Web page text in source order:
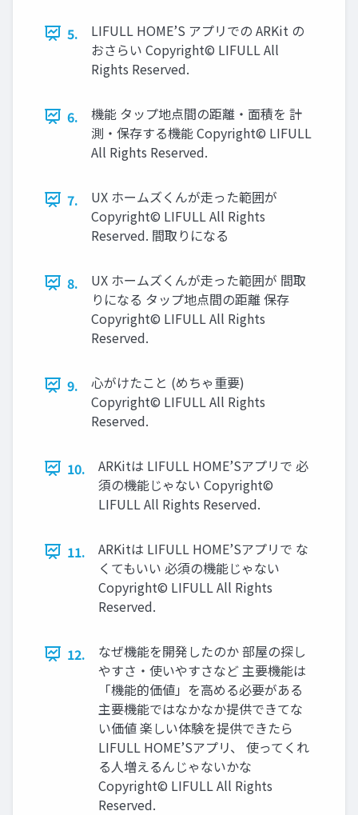
5.
LIFULL HOME’S アプリでの ARKit の
おさらい Copyright© LIFULL All
Rights Reserved.
6.
機能 タップ地点間の距離・面積を 計
測・保存する機能 Copyright© LIFULL
All Rights Reserved.
7.
UX ホームズくんが走った範囲が
Copyright© LIFULL All Rights
Reserved. 間取りになる
8.
UX ホームズくんが走った範囲が 間取
りになる タップ地点間の距離 保存
Copyright© LIFULL All Rights
Reserved.
9.
心がけたこと (めちゃ重要)
Copyright© LIFULL All Rights
Reserved.
10.
ARKitは LIFULL HOME’Sアプリで 必
須の機能じゃない Copyright©
LIFULL All Rights Reserved.
11.
ARKitは LIFULL HOME’Sアプリで な
くてもいい 必須の機能じゃない
Copyright© LIFULL All Rights
Reserved.
12.
なぜ機能を開発したのか 部屋の探し
やすさ・使いやすさなど 主要機能は
「機能的価値」を高める必要がある
主要機能ではなかなか提供できてな
い価値 楽しい体験を提供できたら
LIFULL HOME’Sアプリ、 使ってくれ
る人増えるんじゃないかな
Copyright© LIFULL All Rights
Reserved.